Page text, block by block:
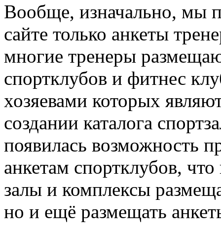
Вообще, изначально, мы
сайте только анкеты
многие тренеры
спортклубов и фитнес
хозяевами которых
создании каталога
появилась возможность
анкетам спортклубов,
залы и комплексы
но и ещё размещать